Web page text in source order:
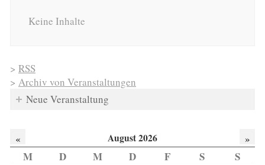
Keine Inhalte
> RSS
> Archiv von Veranstaltungen
Neue Veranstaltung
« August 2026 »
M D M D F S S